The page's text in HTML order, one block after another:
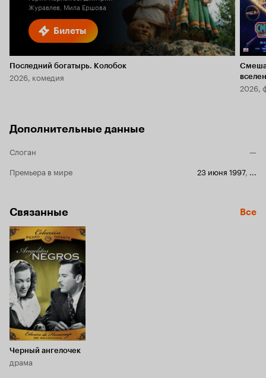
Билеты
Журавлев, Мила Ершова
Последний богатырь. Колобок
2026, комедия
2026,
Дополнительные данные
Слоган
—
Премьера в мире
23 июня 1997,
Связанные Все
Черный ангелочек
драма